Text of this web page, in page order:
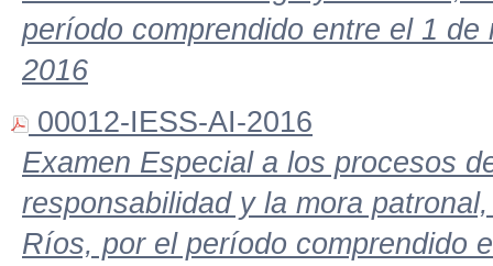
período comprendido entre el 1
2016
00012-IESS-AI-2016
Examen Especial a los procesos
responsabilidad y la mora
Ríos, por el período comprendido